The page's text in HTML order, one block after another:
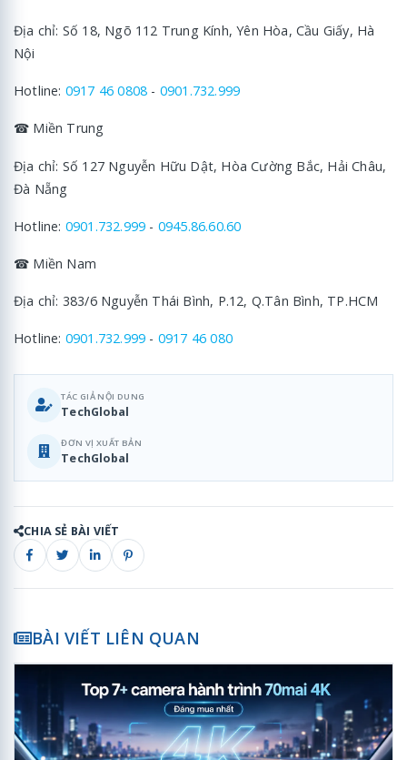
Địa chỉ: Số 18, Ngõ 112 Trung Kính, Yên Hòa, Cầu Giấy, Hà
Nội
Hotline: 0917 46 0808 - 0901.732.999
☎ Miền Trung
Địa chỉ: Số 127 Nguyễn Hữu Dật, Hòa Cường Bắc, Hải Châu,
Đà Nẵng
Hotline: 0901.732.999 - 0945.86.60.60
☎ Miền Nam
Địa chỉ: 383/6 Nguyễn Thái Bình, P.12, Q.Tân Bình, TP.HCM
Hotline: 0901.732.999 - 0917 46 080
TÁC GIẢ NỘI DUNG
TechGlobal
ĐƠN VỊ XUẤT BẢN
TechGlobal
CHIA SẺ BÀI VIẾT
BÀI VIẾT LIÊN QUAN